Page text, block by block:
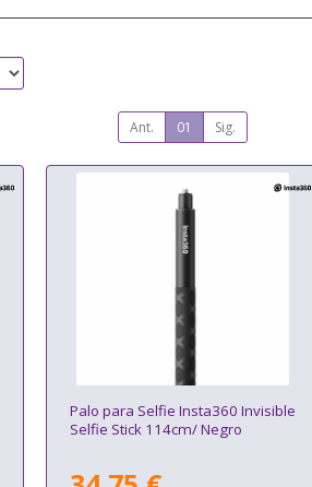
Ant. 01 Sig.
Palo para Selfie Insta360 Invisible
Selfie Stick 114cm/ Negro